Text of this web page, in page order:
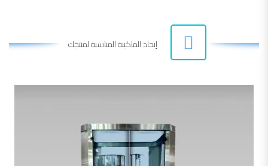
إيجاد الماكينة المناسبة لمنتجك